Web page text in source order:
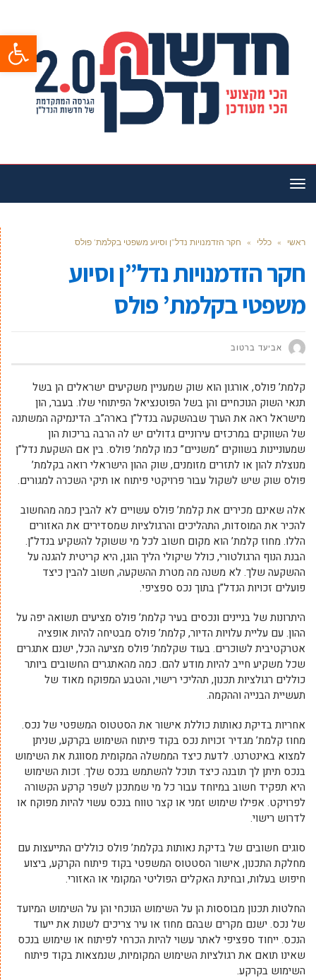
פתח
תפריט
ראשי » כללי » חקר הזדמנויות נדל”ן וסיוע משפטי בקלמת’ פולס
חקר הזדמנויות נדל”ן וסיוע
משפטי בקלמת’ פולס
אביעד ברטוב
קלמת’ פולס, אורגון הוא שוק שמעניין משקיעים ישראלים הן בשל
תנאי השוק הנוכחיים והן בשל הפוטנציאל הפיתוחי שלו. בעבר, הון
מישראל ראה את הערך שבהשקעה בנדל”ן בארה”ב. הדינמיקה המשתנה
של השווקים במרכזים עירוניים גדולים יש לה הרבה בריכות הון
שמעוניינות בשווקים “משניים” כמו קלמת’ פולס. בין אם השקעת נדל”ן
מנוצלת להון או לתזרים מזומנים, שוק ההון הישראלי רואה בקלמת’
פולס שוק שיש לשקול עבור פרויקטי פיתוח או תיקי השכרה למגורים.
אלה שאינם מכירים את קלמת’ פולס עשויים לא להבין כמה מהחשוב
להכיר את המוסדות, התהליכים והרגולציות שמסדירים את האזורים
הללו. מחוז קלמת’ הוא מקום חשוב לכל מי ששוקל להשקיע בנדל”ן.
הבנת הנוף הרגולטורי, כולל שיקולי הליך הוגן, היא קריטית להגנה על
ההשקעה שלך. לא משנה מה מטרת ההשקעה, חשוב להבין כיצד
פועלים זכויות הנדל”ן בתוך נכס ספציפי.
היתרונות של בניינים ונכסים בעיר קלמת’ פולס מציעים תשואה יפה על
ההון. עם עליית עלויות הדיור, קלמת’ פולס מבטיחה להיות אופציה
אטרקטיבית לשוכרים. בעוד שקלמת’ פולס מציעה הכל, ישנם אתגרים
שכל משקיע חייב להיות מודע להם. כמה מהאתגרים החשובים ביותר
כוללים רגולציות תכנון, תהליכי רישוי, והטבע המפוקח מאוד של
תעשיית הבנייה וההקמה.
אחריות בדיקת נאותות כוללת אישור את הסטטוס המשפטי של נכס.
מחוז קלמת’ מגדיר זכויות נכס בקוד פיתוח השימוש בקרקע, שניתן
למצוא באינטרנט. לדעת כיצד הממשלה המקומית מסווגת את השימוש
בנכס תיתן לך תובנה כיצד תוכל להשתמש בנכס שלך. זכות השימוש
היא תפקיד חשוב במיוחד עבור כל מי שמתכנן לשפר קרקע הקשורה
לפרויקט. אפילו שימוש זמני או קצר טווח בנכס עשוי להיות מפוקח או
לדרוש רישוי.
סוגים חשובים של בדיקת נאותות בקלמת’ פולס כוללים התייעצות עם
מחלקת התכנון, אישור הסטטוס המשפטי בקוד פיתוח הקרקע, ביצוע
חיפוש בעלות, ובחינת האקלים הפוליטי המקומי או האזורי.
החלטות תכנון מבוססות הן על השימוש הנוכחי והן על השימוש המיועד
של נכס. ישנם מקרים שבהם מחוז או עיר צריכים לשנות את ייעוד
הנכס. ייחוד ספציפי לאתר עשוי להיות הכרחי לפיתוח או שימוש בנכס
שאינו תואם את רגולציות השימוש המקומיות, שנמצאות בקוד פיתוח
השימוש בקרקע.